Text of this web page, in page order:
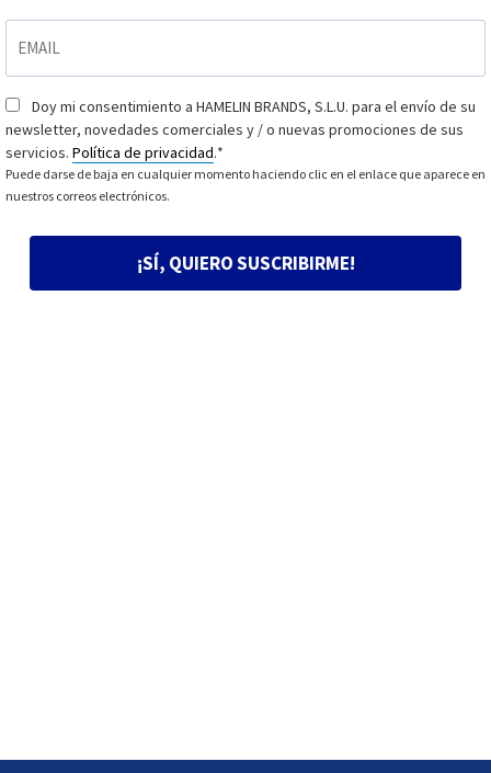
Consentimiento*
Doy mi consentimiento a HAMELIN BRANDS, S.L.U. para el envío de su
newsletter, novedades comerciales y / o nuevas promociones de sus
servicios. Política de privacidad.*
Puede darse de baja en cualquier momento haciendo clic en el enlace que aparece en
nuestros correos electrónicos.